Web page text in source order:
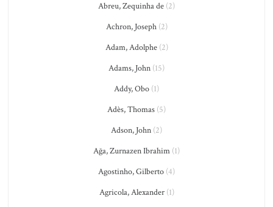
Abreu, Zequinha de (2)
Achron, Joseph(2)
Adam, Adolphe(2)
Adams, John (15)
Addy, Obo (1)
Adès, Thomas (5)
Adson, John (2)
Ağa, Zurnazen Ibrahim (1)
Agostinho, Gilberto (4)
Agricola, Alexander(1)